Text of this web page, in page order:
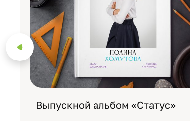
Выпускной альбом «Статус»